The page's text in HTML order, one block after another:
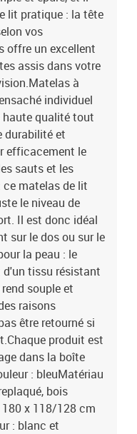
lit pratique : la tête
vos
offre un excellent
assis dans votre
à
individuel
haute qualité tout
durabilité et
efficacement le
sauts et les
matelas de lit
le niveau de
Il est donc idéal
sur le dos ou sur le
la peau : le
d'un tissu résistant
souple et
raisons
être retourné si
produit est
dans la boîte
: bleuMatériau
bois
x 118/128 cm
: blanc et